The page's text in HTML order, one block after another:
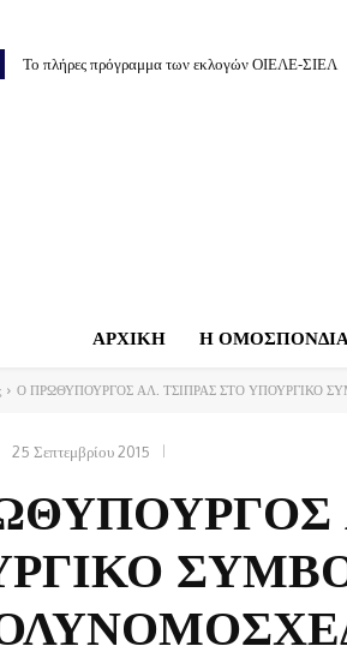
Το πλήρες πρόγραμμα των εκλογών ΟΙΕΛΕ-ΣΙΕΛ
ΑΡΧΙΚΗ Η
Ο ΠΡΩΘΥΠΟΥΡΓΟΣ ΑΛ. ΤΣΙΠΡΑΣ ΣΤΟ ΥΠΟΥΡΓΙΚΟ
25 Σεπτεμβρίου 2015